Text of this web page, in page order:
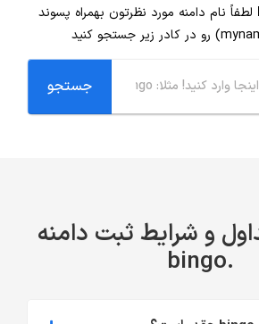
لطفاً نام دامنه مورد نظرتون بهمراه پسوند
و شرایط ثبت دامنه
.bingo